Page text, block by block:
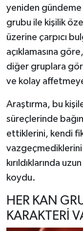
yeniden
grubu ile kişilik
üzerine çarpıcı
açıklamasına
diğer gruplara
ve kolay
Araştırma, bu
süreçlerinde
ettiklerini, kendi
vazgeçmediklerini
kırıldıklarında
koydu.
HER KAN
KARAKTERİ